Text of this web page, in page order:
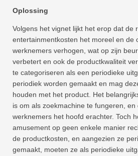
Oplossing
Volgens het vignet lijkt het erop dat de
entertainmentkosten het moreel en de
werknemers verhogen, wat op zijn
verbetert en ook de productkwaliteit
te categoriseren als een periodieke
periodiek worden gemaakt en mag
houden met het product. Het
is om als zoekmachine te fungeren, en
werknemers het hoofd erachter. Toch
amusement op geen enkele manier
de productkosten, en aangezien ze
gemaakt, moeten ze als periodieke